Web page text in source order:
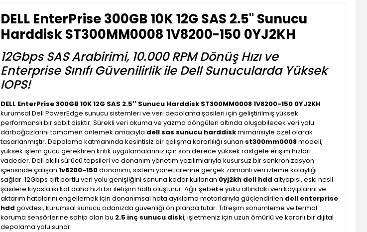
DELL EnterPrise 300GB 10K 12G SAS 2.5'' Sunucu
Harddisk ST300MM0008 1V8200-150 0YJ2KH
12Gbps SAS Arabirimi, 10.000 RPM Dönüş Hızı ve
Enterprise Sınıfı Güvenilirlik ile Dell Sunucularda Yüksek
IOPS!
DELL EnterPrise 300GB 10K 12G SAS 2.5'' Sunucu Harddisk ST300MM0008 1V8200-150 0YJ2KH
kurumsal Dell PowerEdge sunucu sistemleri ve veri depolama şasileri için geliştirilmiş yüksek
performanslı bir sabit disktir. Sürekli veri okuma ve yazma döngüleri altında oluşabilecek veri yolu
darboğazlarını tamamen önlemek amacıyla dell sas sunucu harddiskmimarisiyle özel olarak
tasarlanmıştır. Depolama katmanında kesintisiz bir çalışma kararlılığı sunan st300mm0008modeli,
yüksek işlem gücü gerektiren kritik uygulamalarınız için son derece yüksek rastgele erişim hızları
vadeder. Dell akıllı sürücü tepsileri ve donanım yönetim yazılımlarıyla kusursuz bir senkronizasyon
içerisinde çalışan 1v8200-150donanımı, sistem yöneticilerine gerçek zamanlı veri izleme kolaylığı
sağlar. 12Gbps çift portlu veri yolu genişliğini sonuna kadar kullanan 0yj2kh dell hdd altyapısı, eski nesil
şasilere kıyasla iki kat daha hızlı bir iletişim hattı oluşturur. Ağır şebeke yükü altındaki veri kayıplarını ve
aktarım hatalarını engellemek için donanımsal hata ayıklama motorlarıyla güçlendirilen dell enterprise
hdd gövdesi, kurumsal sunucu odanızda güvenliği ön planda tutar. Titreşim sönümleme ve termal
koruma sensörlerine sahip olan bu 2.5 inç sunucu diski, işletmeniz için uzun ömürlü ve kararlı bir dijital
depolama yolu sunar.